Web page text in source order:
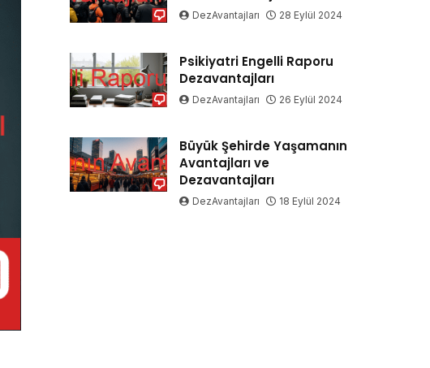
DezAvantajları 28 Eylül 2024
Psikiyatri Engelli Raporu
Dezavantajları
DezAvantajları 26 Eylül 2024
Büyük Şehirde Yaşamanın
Avantajları ve
Dezavantajları
DezAvantajları 18 Eylül 2024